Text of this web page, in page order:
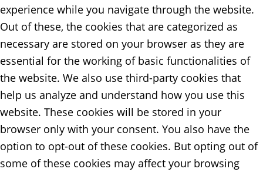
experience while you navigate through the website.
Out of these, the cookies that are categorized as
necessary are stored on your browser as they are
essential for the working of basic functionalities of
the website. We also use third-party cookies that
help us analyze and understand how you use this
website. These cookies will be stored in your
browser only with your consent. You also have the
option to opt-out of these cookies. But opting out of
some of these cookies may affect your browsing